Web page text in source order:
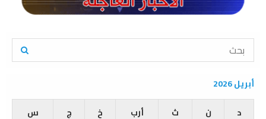
S
r
E
أبريل 2026
د
ن ث أرب خ ج
س